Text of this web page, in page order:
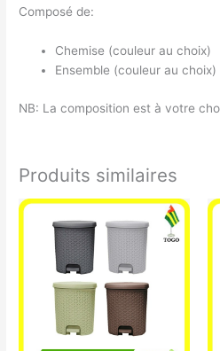
Composé de:
Chemise (couleur au choix)
Ensemble (couleur au choix)
NB: La composition est à votre
Produits similaires